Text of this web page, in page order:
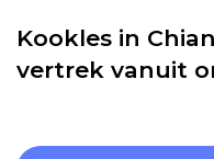
Kookles in
vertrek vanuit